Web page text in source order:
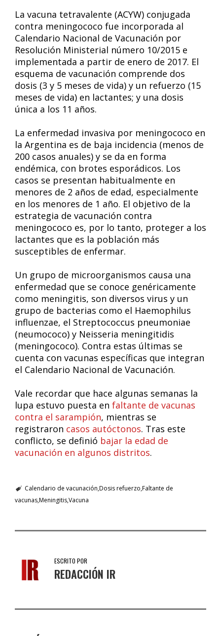
La vacuna tetravalente (ACYW) conjugada
contra meningococo fue incorporada al
Calendario Nacional de Vacunación por
Resolución Ministerial número 10/2015 e
implementada a partir de enero de 2017. El
esquema de vacunación comprende dos
dosis (3 y 5 meses de vida) y un refuerzo (15
meses de vida) en lactantes; y una dosis
única a los 11 años.
La enfermedad invasiva por meningococo en
la Argentina es de baja incidencia (menos de
200 casos anuales) y se da en forma
endémica, con brotes esporádicos. Los
casos se presentan habitualmente en
menores de 2 años de edad, especialmente
en los menores de 1 año. El objetivo de la
estrategia de vacunación contra
meningococo es, por lo tanto, proteger a los
lactantes que es la población más
susceptibles de enfermar.
Un grupo de microorganismos causa una
enfermedad que se conoce genéricamente
como meningitis, son diversos virus y un
grupo de bacterias como el Haemophilus
influenzae, el Streptococcus pneumoniae
(neumococo) y Neisseria meningitidis
(meningococo). Contra estas últimas se
cuenta con vacunas específicas que integran
el Calendario Nacional de Vacunación.
Vale recordar que hace algunas semanas la
lupa estuvo puesta en faltante de vacunas
contra el sarampión, mientras se
registraron casos autóctonos. Tras este
conflicto, se definió bajar la edad de
vacunación en algunos distritos.
Calendario de vacunación Dosis refuerzo Faltante de
vacunasMeningitisVacuna
ESCRITO POR
REDACCIÓN IR